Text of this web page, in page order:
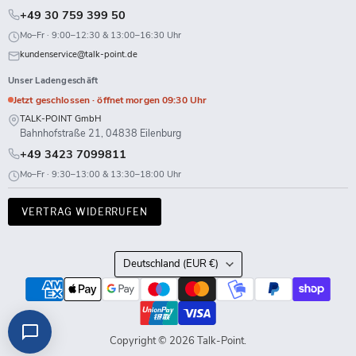
+49 30 759 399 50
Mo–Fr · 9:00–12:30 & 13:00–16:30 Uhr
kundenservice@talk-point.de
Unser Ladengeschäft
Jetzt geschlossen · öffnet morgen 09:30 Uhr
TALK-POINT GmbH
Bahnhofstraße 21, 04838 Eilenburg
+49 3423 7099811
Mo–Fr · 9:30–13:00 & 13:30–18:00 Uhr
VERTRAG WIDERRUFEN
Land
Deutschland (EUR €)
Copyright © 2026 Talk-Point.